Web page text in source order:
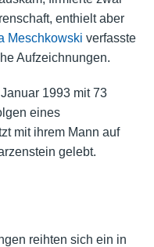
enthielt aber
Meschkowski verfasste
Aufzeichnungen.
1993 mit 73
eines
mit ihrem Mann auf
gelebt.
reihten sich ein in